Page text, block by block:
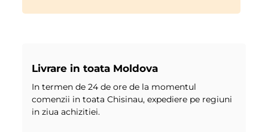
Livrare in toata Moldova
In termen de 24 de ore de la momentul
comenzii in toata Chisinau, expediere pe regiuni
in ziua achizitiei.